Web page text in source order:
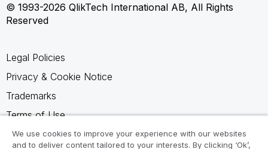
© 1993-2026 QlikTech International AB, All Rights
Reserved
Legal Policies
Privacy & Cookie Notice
Trademarks
Terms of Use
Legal Agreements
We use cookies to improve your experience with our websites
and to deliver content tailored to your interests. By clicking ‘Ok’,